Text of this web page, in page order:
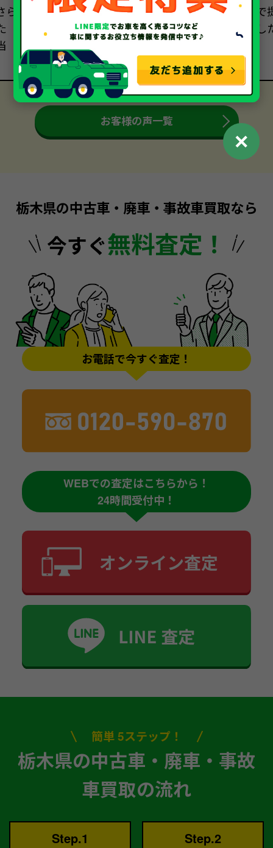
お客様の声一覧
栃木県の中古車・廃車・事故車買取なら
今すぐ無料査定！
お電話で今すぐ査定！
WEBでの査定はこちらから！
24時間受付中！
簡単 5ステップ！
栃木県の中古車・廃車・事故
車買取の流れ
Step.1 Step.2
✕